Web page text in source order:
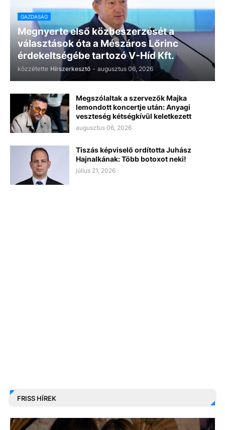
GAZDASÁG
Megnyerte első közbeszerzését a
választások óta a Mészáros Lőrinc
érdekeltségébe tartozó V-Híd Kft.
közzétette Hírszerkesztő - augusztus 06, 2026
Megszólaltak a szervezők Majka
lemondott koncertje után: Anyagi
veszteség kétségkívül keletkezett
augusztus 06, 2026
Tiszás képviselő ordította Juhász
Hajnalkának: Több botoxot neki!
július 21, 2026
FRISS HÍREK